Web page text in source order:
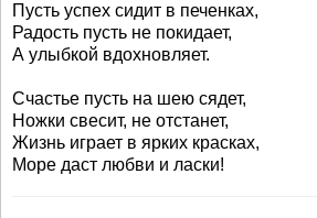
Пусть успех сидит в печенках,
Радость пусть не покидает,
А улыбкой вдохновляет.
Счастье пусть на шею сядет,
Ножки свесит, не отстанет,
Жизнь играет в ярких красках,
Море даст любви и ласки!